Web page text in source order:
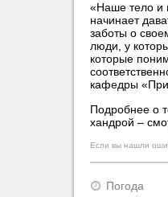
«Наше тело и
начинает
заботы о
люди, у
которые
кафедры
Подробнее о
хандрой –
Если вы нашли
Погода